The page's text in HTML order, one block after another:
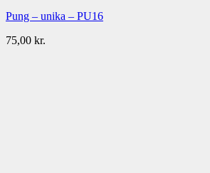
Pung – unika – PU16
75,00 kr.